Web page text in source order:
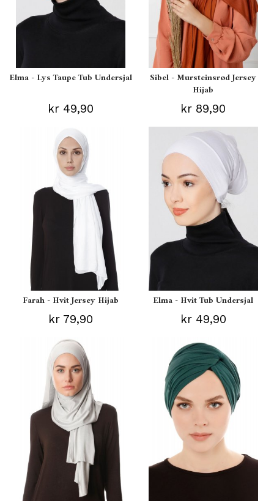
Elma - Lys Taupe Tub Undersjal
kr 49,90
Sibel - Mursteinsrød Jersey
Hijab
kr 89,90
Farah - Hvit Jersey Hijab
kr 79,90
Elma - Hvit Tub Undersjal
kr 49,90